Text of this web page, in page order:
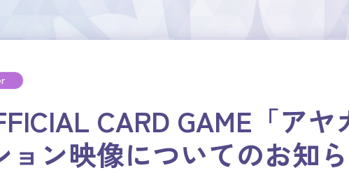
CARD GAME「アヤ
ョン映像についてのお知